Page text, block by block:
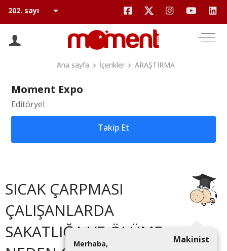
Ana sayfa İçerikler ARAŞTIRMA
Moment Expo
Editöryel
Takip Et
SICAK ÇARPMASI
ÇALIŞANLARDA
SAKATLIĞA VE ÖLÜME
Makinist
Merhaba,